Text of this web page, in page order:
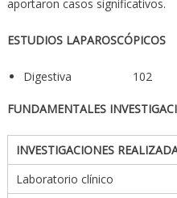
aportaron casos significativos.
ESTUDIOS LAPAROSCÓPICOS
Digestiva 102
FUNDAMENTALES
INVESTIGACIONES
Laboratorio clínico